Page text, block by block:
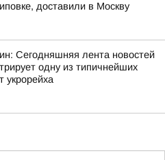
доставили в Москву
Сегодняшняя лента новостей
одну из типичнейших
укрорейха